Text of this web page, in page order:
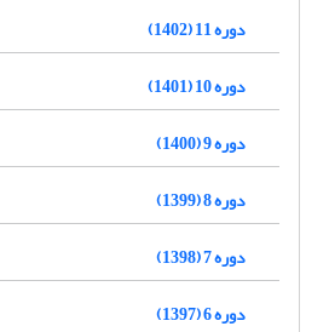
دوره 11 (1402)
دوره 10 (1401)
دوره 9 (1400)
دوره 8 (1399)
دوره 7 (1398)
دوره 6 (1397)